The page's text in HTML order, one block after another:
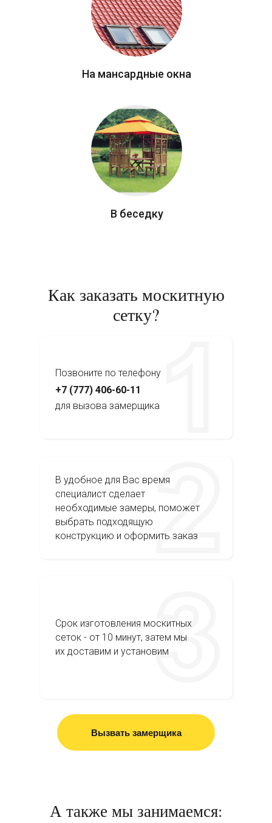
В беседку
На мансардные окна
Как заказать москитную
сетку?
Позвоните по телефону
В удобное для Вас время
специалист сделает
необходимые замеры, поможет
выбрать подходящую
конструкцию и оформить заказ
Срок изготовления москитных
сеток - от 10 минут, затем мы
их доставим и установим
+7 (777) 406-60-11
для вызова замерщика
Вызвать замерщика
А также мы занимаемся: